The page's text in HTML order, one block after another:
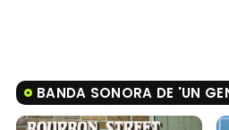
BANDA SONORA DE 'UN